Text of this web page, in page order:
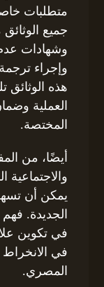
متطلبات
جميع
وشهادات
وإجراء
هذه
العملية
المختصة.
أيضًا، من
يمكن أن
الجديدة.
في تكوين
في
المصري.